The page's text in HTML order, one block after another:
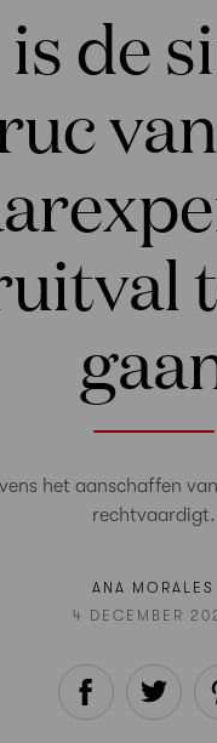
de
het aanschaffen
rechtvaardigt.
ANA MORALES
4 DECEMBER